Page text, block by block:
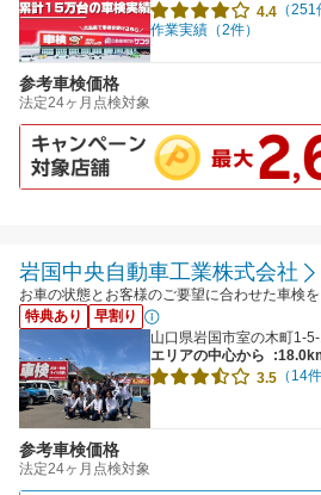
4.4 （251
作業実績（2件）
参考車検価格
法定24ヶ月点検対象
岩国中央自動車工業株式会社
お車の状態とお客様のご要望に合わせた車検
特典あり
早割り
山口県岩国市室の木町1-
エリアの中心から
3.5 （14件
参考車検価格
法定24ヶ月点検対象